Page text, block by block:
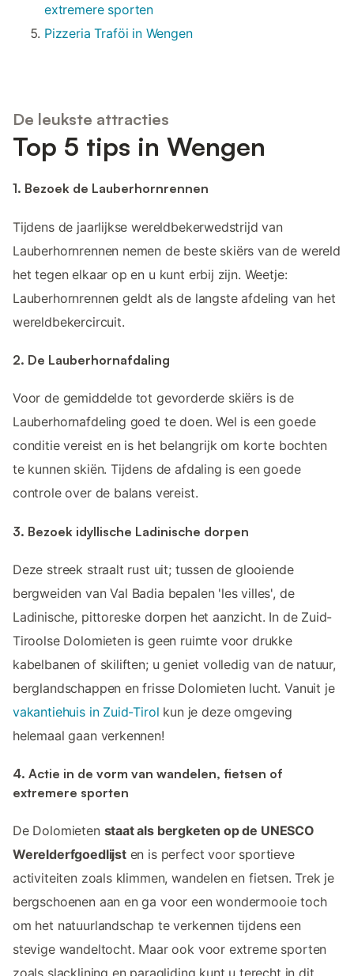
extremere sporten
Pizzeria Traföi in Wengen
De leukste attracties
Top 5 tips in Wengen
1. Bezoek de Lauberhornrennen
Tijdens de jaarlijkse wereldbekerwedstrijd van
Lauberhornrennen nemen de beste skiërs van de wereld
het tegen elkaar op en u kunt erbij zijn. Weetje:
Lauberhornrennen geldt als de langste afdeling van het
wereldbekercircuit.
2. De Lauberhornafdaling
Voor de gemiddelde tot gevorderde skiërs is de
Lauberhornafdeling goed te doen. Wel is een goede
conditie vereist en is het belangrijk om korte bochten
te kunnen skiën. Tijdens de afdaling is een goede
controle over de balans vereist.
3. Bezoek idyllische Ladinische dorpen
Deze streek straalt rust uit; tussen de glooiende
bergweiden van Val Badia bepalen 'les villes', de
Ladinische, pittoreske dorpen het aanzicht. In de Zuid-
Tiroolse Dolomieten is geen ruimte voor drukke
kabelbanen of skiliften; u geniet volledig van de natuur,
berglandschappen en frisse Dolomieten lucht. Vanuit je
vakantiehuis in Zuid-Tirol kun je deze omgeving
helemaal gaan verkennen!
4. Actie in de vorm van wandelen, fietsen of
extremere sporten
De Dolomieten staat als bergketen op de UNESCO
Werelderfgoedlijsten is perfect voor sportieve
activiteiten zoals klimmen, wandelen en fietsen. Trek je
bergschoenen aan en ga voor een wondermooie toch
om het natuurlandschap te verkennen tijdens een
stevige wandeltocht. Maar ook voor extreme sporten